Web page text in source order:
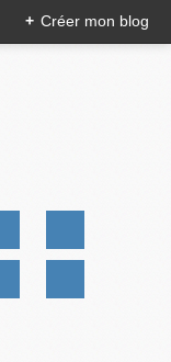
+ Créer mon blog